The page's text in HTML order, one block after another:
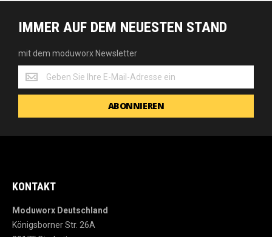
IMMER AUF DEM NEUESTEN STAND
mit dem moduworx Newsletter
mit
dem
moduworx
ABONNIEREN
KONTAKT
Moduworx Deutschland
Königsborner Str. 26A